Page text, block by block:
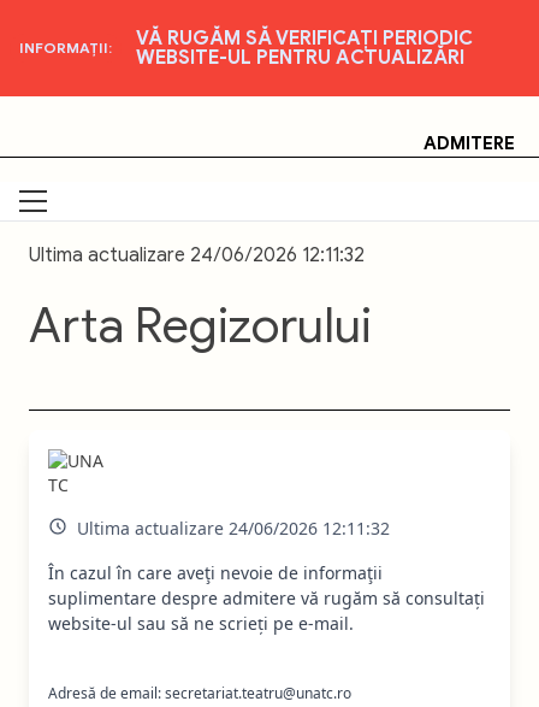
INFORMAȚII:
VĂ RUGĂM SĂ VERIFICAȚI PERIODIC
WEBSITE-UL PENTRU ACTUALIZĂRI
to
Universitatea Națională de Artă Teatrală și
ADMITERE
Ultima actualizare 24/06/2026 12:11:32
Arta Regizorului
Ultima actualizare 24/06/2026 12:11:32
În cazul în care aveţi nevoie de informaţii
suplimentare despre admitere vă rugăm să consultați
website-ul sau să ne scrieți pe e-mail.
Adresă de email: secretariat.teatru@unatc.ro